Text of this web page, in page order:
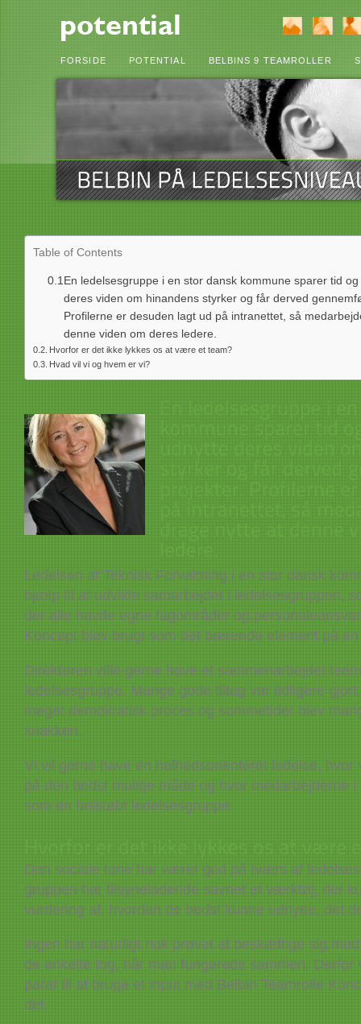
FORSIDE POTENTIAL BELBINS 9 TEAMROLLER
Table of Contents
En ledelsesgruppe i en stor dansk kommune sparer tid
deres viden om hinandens styrker og får derved
Profilerne er desuden lagt ud på intranettet, så
denne viden om deres ledere.
Hvorfor er det ikke lykkes os at være et team?
Hvad vil vi og hvem er vi?
Ledelsen af Teknisk Forvaltning i en stor dansk
hjælp til at udvikle samarbejdet i ledelsesgruppen,
der alle havde egne fagområder og
Koncept blev brugt som det bærende element på
Direktøren ville gerne have et sammenarbejdet
ledelsesgruppe. Mange gode tiltag var tidligere
meget demokratisk proces og sommetider blev
snakken.
Vi vil gerne have en helhedsorienteret ledelse, hvor
på den bedst mulige måde og hvor medarbejderne
som en helstøbt ledelsesgruppe.
Den sociale tone har været god på tværs af
gruppen har tilsyneladende savnet et værktøj, der
vurdering af, hvordan de bedst kunne udnytte, det
Ingen har naturligt nok prøvet at beskæftige sig
de enkelte tog, når man fungerede sammen. Derfor
parat til at bruge et input med Belbin Teamrolle
det.